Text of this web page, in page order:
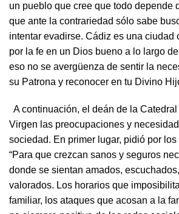
un pueblo que cree que todo depende
que ante la contrariedad sólo sabe
intentar evadirse. Cádiz es una ciudad
por la fe en un Dios bueno a lo largo
eso no se avergüenza de sentir la
su Patrona y reconocer en tu Divino
A continuación, el deán de la
Virgen las preocupaciones y
sociedad. En primer lugar, pidió por
“Para que crezcan sanos y seguros
donde se sientan amados,
valorados. Los horarios que
familiar, los ataques que acosan a la